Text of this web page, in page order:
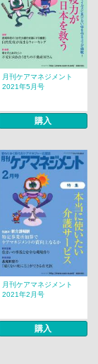
月刊ケアマネジメント
2021年5月号
購入
月刊ケアマネジメント
2021年2月号
購入